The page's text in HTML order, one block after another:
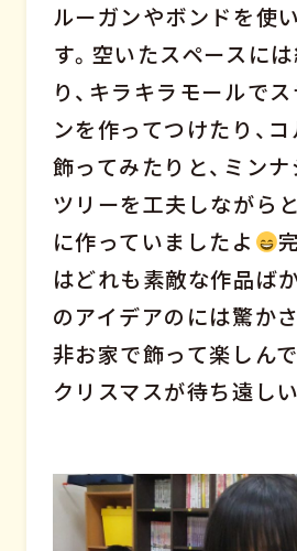
ルーガンやボンドを使
す。空いたスペースに
り、キラキラモールで
ンを作ってつけたり、
飾ってみたりと、ミン
ツリーを工夫しながら
に作っていましたよ
はどれも素敵な作品ば
のアイデアのには驚か
非お家で飾って楽しん
クリスマスが待ち遠し